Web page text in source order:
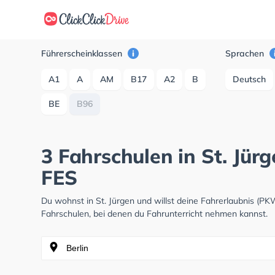
Führerscheinklassen
A1 A AM B17 A2 B
BE B96
Sprachen
Deutsch
3 Fahrschulen in St.
FES
Du wohnst in St. Jürgen und willst deine Fahrerlaubnis
Fahrschulen, bei denen du Fahrunterricht nehmen kannst.